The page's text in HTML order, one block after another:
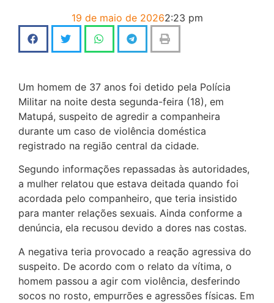
19 de maio de 20262:23 pm
Um homem de 37 anos foi detido pela Polícia
Militar na noite desta segunda-feira (18), em
Matupá, suspeito de agredir a companheira
durante um caso de violência doméstica
registrado na região central da cidade.
Segundo informações repassadas às autoridades,
a mulher relatou que estava deitada quando foi
acordada pelo companheiro, que teria insistido
para manter relações sexuais. Ainda conforme a
denúncia, ela recusou devido a dores nas costas.
A negativa teria provocado a reação agressiva do
suspeito. De acordo com o relato da vítima, o
homem passou a agir com violência, desferindo
socos no rosto, empurrões e agressões físicas. Em